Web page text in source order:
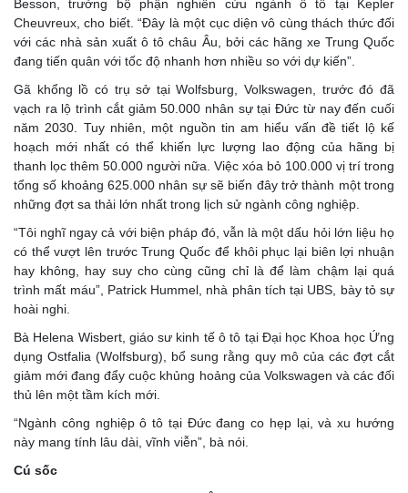
Besson, trưởng bộ phận nghiên cứu ngành ô tô tại Kepler
Cheuvreux, cho biết. “Đây là một cục diện vô cùng thách thức đối
với các nhà sản xuất ô tô châu Âu, bởi các hãng xe Trung Quốc
đang tiến quân với tốc độ nhanh hơn nhiều so với dự kiến”.
Gã khổng lồ có trụ sở tại Wolfsburg, Volkswagen, trước đó đã
vạch ra lộ trình cắt giảm 50.000 nhân sự tại Đức từ nay đến cuối
năm 2030. Tuy nhiên, một nguồn tin am hiểu vấn đề tiết lộ kế
hoạch mới nhất có thể khiến lực lượng lao động của hãng bị
thanh lọc thêm 50.000 người nữa. Việc xóa bỏ 100.000 vị trí trong
tổng số khoảng 625.000 nhân sự sẽ biến đây trở thành một trong
những đợt sa thải lớn nhất trong lịch sử ngành công nghiệp.
“Tôi nghĩ ngay cả với biện pháp đó, vẫn là một dấu hỏi lớn liệu họ
có thể vượt lên trước Trung Quốc để khôi phục lại biên lợi nhuận
hay không, hay suy cho cùng cũng chỉ là để làm chậm lại quá
trình mất máu”, Patrick Hummel, nhà phân tích tại UBS, bày tỏ sự
hoài nghi.
Bà Helena Wisbert, giáo sư kinh tế ô tô tại Đại học Khoa học Ứng
dụng Ostfalia (Wolfsburg), bổ sung rằng quy mô của các đợt cắt
giảm mới đang đẩy cuộc khủng hoảng của Volkswagen và các đối
thủ lên một tầm kích mới.
“Ngành công nghiệp ô tô tại Đức đang co hẹp lại, và xu hướng
này mang tính lâu dài, vĩnh viễn”, bà nói.
Cú sốc